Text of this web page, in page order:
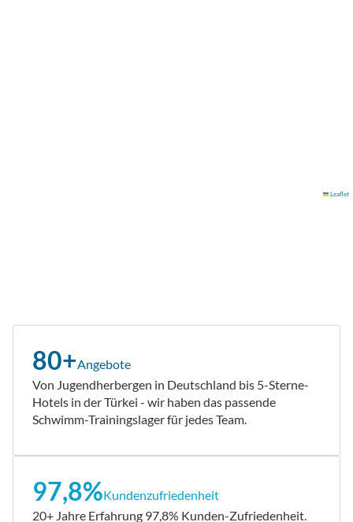
Leaflet
80+Angebote
Von Jugendherbergen in Deutschland bis 5-Sterne-
Hotels in der Türkei - wir haben das passende
Schwimm-Trainingslager für jedes Team.
97,8%Kundenzufriedenheit
20+ Jahre Erfahrung 97,8% Kunden-Zufriedenheit.